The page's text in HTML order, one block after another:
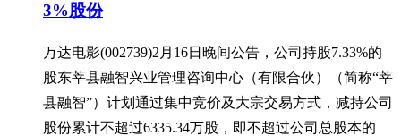
3%股份
万达电影(002739)2月16日晚间公告，公司持股7.33%的
股东莘县融智兴业管理咨询中心（有限合伙）（简称“莘
县融智”）计划通过集中竞价及大宗交易方式，减持公司
股份累计不超过6335.34万股，即不超过公司总股本的